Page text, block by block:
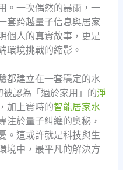
。一次偶然的暴雨，一
套跨越量子信息與居家
個人的真實故事，更是
環境挑戰的縮影。
都建立在一套穩定的水
認為「過於家用」的淨
加上實時的智能居家水
注於量子糾纏的奧秘，
。這或許就是科技與生
境中，最平凡的解決方